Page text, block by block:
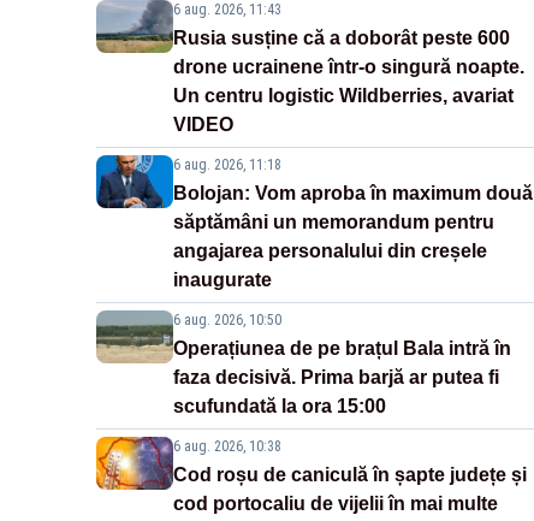
6 aug. 2026, 11:43
Rusia susține că a doborât peste 600
drone ucrainene într-o singură noapte.
Un centru logistic Wildberries, avariat
VIDEO
6 aug. 2026, 11:18
Bolojan: Vom aproba în maximum două
săptămâni un memorandum pentru
angajarea personalului din creșele
inaugurate
6 aug. 2026, 10:50
Operațiunea de pe brațul Bala intră în
faza decisivă. Prima barjă ar putea fi
scufundată la ora 15:00
6 aug. 2026, 10:38
Cod roșu de caniculă în șapte județe și
cod portocaliu de vijelii în mai multe